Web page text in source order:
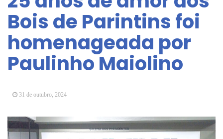
Vereadores Mirins iniciam jornada no Legislativo
com participação em Sessão Simulada
CONDEMAT+ e Sesc Mogi das Cruzes
promovem palestra sobre diversidade e inclusão no
mercado de trabalho
Bois de Parintins foi
homenageada por
Paulinho Maiolino
31 de outubro, 2024